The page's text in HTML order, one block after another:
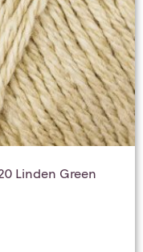
Linden Green